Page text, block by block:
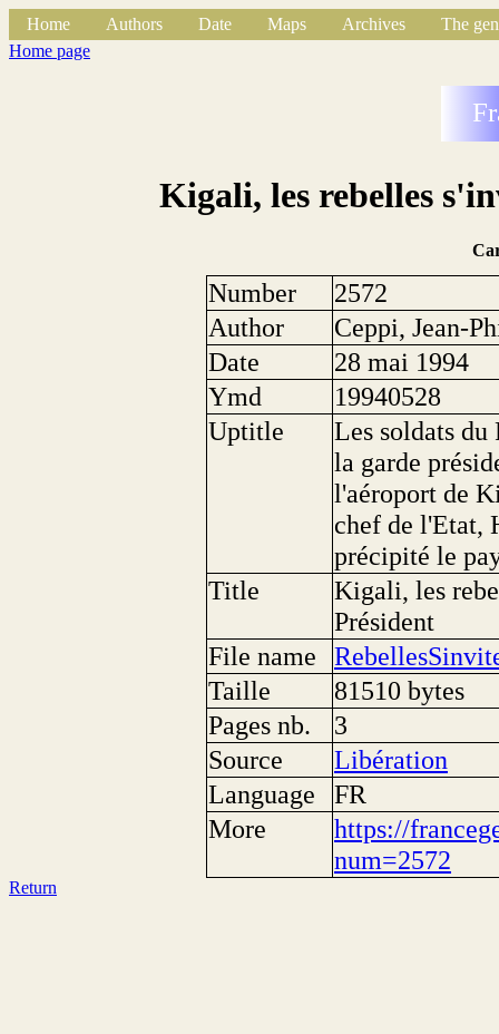
Home Authors Date Maps Archives
The
Home page
Kigali, les rebelles
Number
2572
Author
Ceppi, Jean-
Date
28 mai 1994
Ymd
19940528
Uptitle
Les soldats du
la garde
l'aéroport de
chef de l'Etat,
précipité le
Title
Kigali, les
Président
File name
Taille
81510 bytes
Pages nb.
3
Source
Libération
Language
FR
More
https://
num=2572
Return